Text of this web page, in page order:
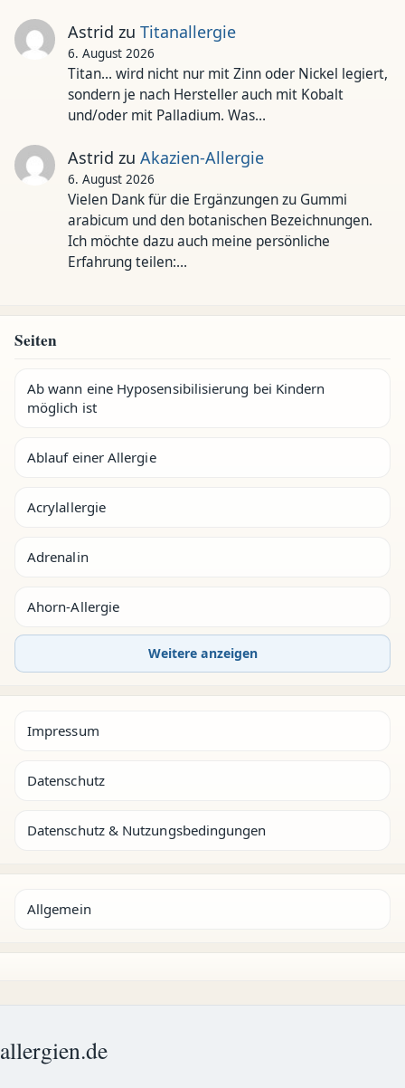
Astrid zu Titanallergie
6. August 2026
Titan... wird nicht nur mit Zinn oder Nickel legiert,
sondern je nach Hersteller auch mit Kobalt
und/oder mit Palladium. Was…
Astrid zu Akazien-Allergie
6. August 2026
Vielen Dank für die Ergänzungen zu Gummi
arabicum und den botanischen Bezeichnungen.
Ich möchte dazu auch meine persönliche
Erfahrung teilen:…
Seiten
Ab wann eine Hyposensibilisierung bei Kindern
möglich ist
Ablauf einer Allergie
Acrylallergie
Adrenalin
Ahorn-Allergie
Weitere anzeigen
Impressum
Datenschutz
Datenschutz & Nutzungsbedingungen
Allgemein
allergien.de